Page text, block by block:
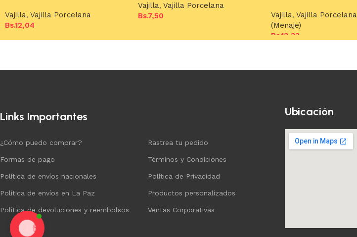
Vajilla, Vajilla Porcelana
Bs.12,04
Añadir al carrito
Vajilla, Vajilla Porcelana
Bs.7,50 Vajilla, Vajilla Porcelana
(Menaje)
Bs.13,33
Links Importantes
¿Cómo puedo comprar?
Formas de pago
Política de envíos nacionales
Política de envíos en La Paz
Política de devoluciones y reembolsos
Rastrea tu pedido
Términos y Condiciones
Política de Privacidad
Productos personalizados
Ventas Corporativas
Ubicación
Chat